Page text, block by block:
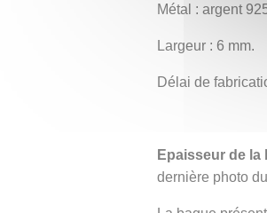
Métal : argent
Largeur : 6 mm.
Délai de
Epaisseur de la
dernière photo